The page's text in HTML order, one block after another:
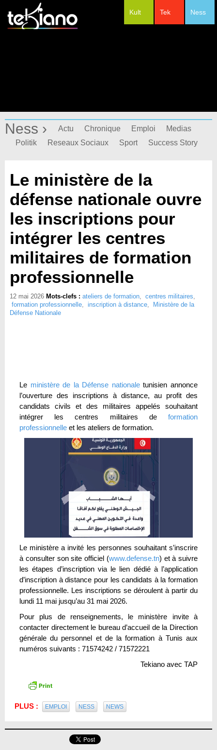
Ness
Tek
Kult
Ness › Actu Chronique Emploi
Medias
Politik
Reseaux Sociaux Sport Success Story
Le ministère de la
défense nationale ouvre
les inscriptions pour
intégrer les centres
militaires de formation
professionnelle
12 mai 2026 Mots-clefs : ateliers de formation, centres militaires,
formation professionnelle, inscription à distance,
Ministère de la
Défense Nationale
Le ministère de la Défense nationaletunisien annonce
l’ouverture des inscriptions à distance, au profit des
candidats civils et des militaires appelés souhaitant
intégrer les centres militaires de formation
professionnelle et les ateliers de formation.
Le ministère a invité les personnes souhaitant s’inscrire
à consulter son site officiel (www.defense.tn) et à suivre
les étapes d’inscription via le lien dédié à l’application
d’inscription à distance pour les candidats à la formation
professionnelle. Les inscriptions se déroulent à partir du
lundi 11 mai jusqu’au 31 mai 2026.
Pour plus de renseignements, le ministère invite à
contacter directement le bureau d’accueil de la Direction
générale du personnel et de la formation à Tunis aux
numéros suivants : 71574242 / 71572221
Tekiano avec TAP
PLUS : EMPLOI NESS NEWS